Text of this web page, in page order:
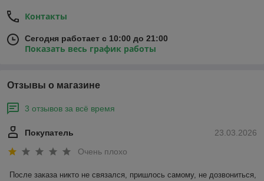
Контакты
Сегодня работает с 10:00 до 21:00
Показать весь график работы
Отзывы о магазине
3 отзывов за всё время
23.03.2026
Покупатель
Очень плохо
После заказа никто не связался, пришлось самому, не дозвониться,